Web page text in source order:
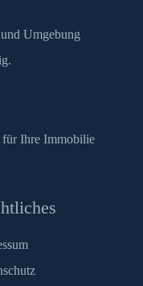
Umgebung
für Ihre Immobilie